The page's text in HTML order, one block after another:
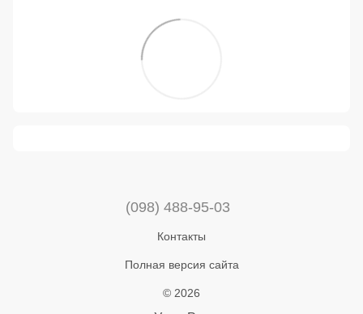
(098) 488-95-03
Контакты
Полная версия сайта
© 2026